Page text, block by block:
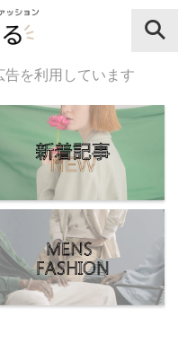
や芸能人名でおし
・ファッションを
】
を利用しています